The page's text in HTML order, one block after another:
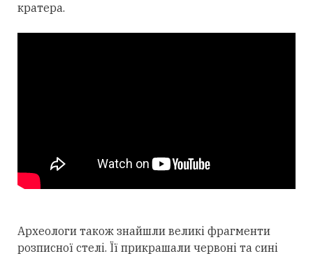
кратера.
Археологи також знайшли великі фрагменти
розписної стелі. Її прикрашали червоні та сині